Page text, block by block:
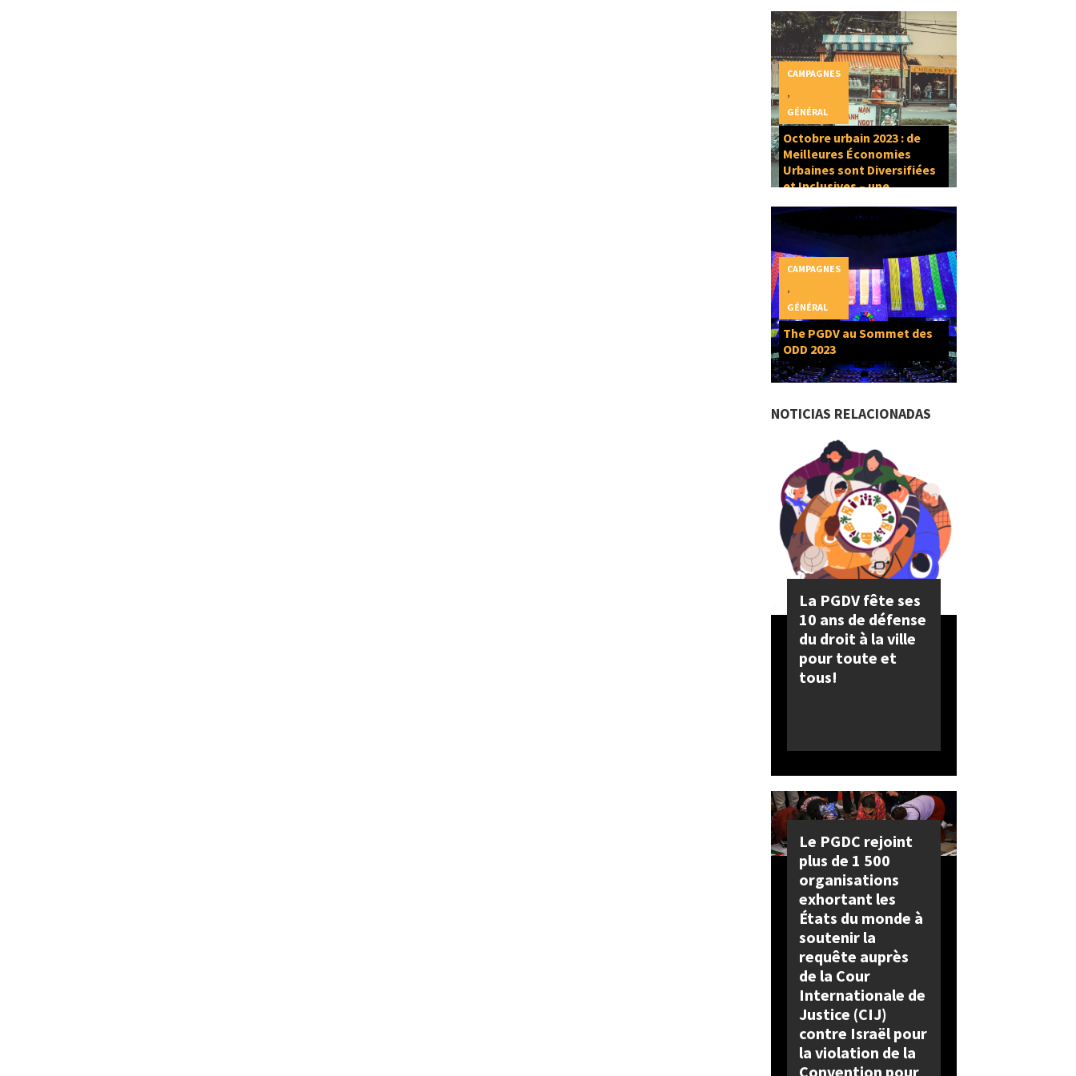
Octobre urbain 2023 : de
Meilleures Économies
Urbaines sont Diversifiées
et Inclusives – une
Ville
CAMPAGNES
GÉNÉRAL
The PGDV au Sommet des
ODD 2023
CAMPAGNES
GÉNÉRAL
NOTICIAS RELACIONADAS
La PGDV fête ses
10 ans de défense
du droit à la ville
pour toute et
tous!
Le PGDC rejoint
plus de 1 500
organisations
exhortant les
États du monde à
soutenir la
requête auprès
de la Cour
Internationale de
Justice (CIJ)
contre Israël pour
la violation de la
Convention pour